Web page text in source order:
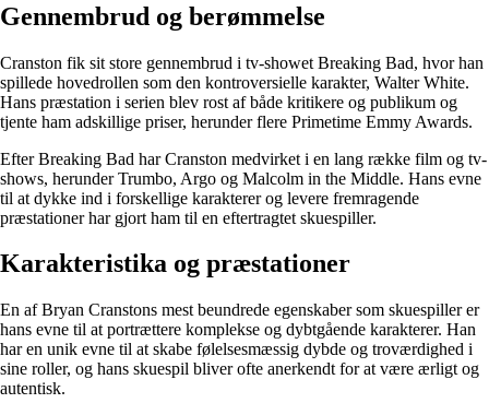
Gennembrud og berømmelse
Cranston fik sit store gennembrud i tv-showet Breaking Bad, hvor han
spillede hovedrollen som den kontroversielle karakter, Walter White.
Hans præstation i serien blev rost af både kritikere og publikum og
tjente ham adskillige priser, herunder flere Primetime Emmy Awards.
Efter Breaking Bad har Cranston medvirket i en lang række film og tv-
shows, herunder Trumbo, Argo og Malcolm in the Middle. Hans evne
til at dykke ind i forskellige karakterer og levere fremragende
præstationer har gjort ham til en eftertragtet skuespiller.
Karakteristika og præstationer
En af Bryan Cranstons mest beundrede egenskaber som skuespiller er
hans evne til at portrættere komplekse og dybtgående karakterer. Han
har en unik evne til at skabe følelsesmæssig dybde og troværdighed i
sine roller, og hans skuespil bliver ofte anerkendt for at være ærligt og
autentisk.